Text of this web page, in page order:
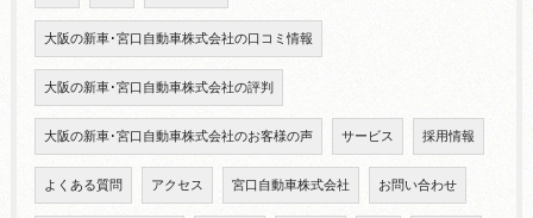
大阪の新車･宮口自動車株式会社の口コミ情報
大阪の新車･宮口自動車株式会社の評判
大阪の新車･宮口自動車株式会社のお客様の声 サービス 採用情報
よくある質問 アクセス 宮口自動車株式会社 お問い合わせ